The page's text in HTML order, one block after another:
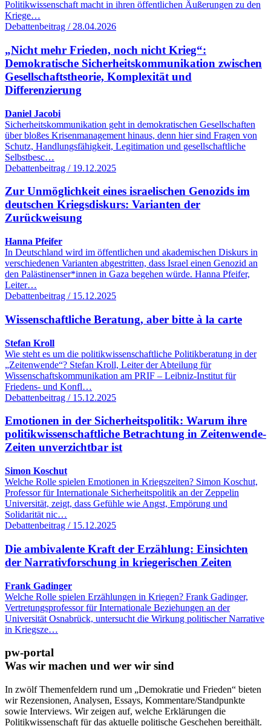
Politikwissenschaft macht in ihren öffentlichen Äußerungen zu den
Kriege…
Debattenbeitrag / 28.04.2026
„Nicht mehr Frieden, noch nicht Krieg“:
Demokratische Sicherheitskommunikation zwischen
Gesellschaftstheorie, Komplexität und
Differenzierung
Daniel Jacobi
Sicherheitskommunikation geht in demokratischen Gesellschaften
über bloßes Krisenmanagement hinaus, denn hier sind Fragen von
Schutz, Handlungsfähigkeit, Legitimation und gesellschaftliche
Selbstbesc…
Debattenbeitrag / 19.12.2025
Zur Unmöglichkeit eines israelischen Genozids im
deutschen Kriegsdiskurs: Varianten der
Zurückweisung
Hanna Pfeifer
In Deutschland wird im öffentlichen und akademischen Diskurs in
verschiedenen Varianten abgestritten, dass Israel einen Genozid an
den Palästinenser*innen in Gaza begehen würde. Hanna Pfeifer,
Leiter…
Debattenbeitrag / 15.12.2025
Wissenschaftliche Beratung, aber bitte à la carte
Stefan Kroll
Wie steht es um die politikwissenschaftliche Politikberatung in der
„Zeitenwende“? Stefan Kroll, Leiter der Abteilung für
Wissenschaftskommunikation am PRIF – Leibniz-Institut für
Friedens- und Konfl…
Debattenbeitrag / 15.12.2025
Emotionen in der Sicherheitspolitik: Warum ihre
politikwissenschaftliche Betrachtung in Zeitenwende-
Zeiten unverzichtbar ist
Simon Koschut
Welche Rolle spielen Emotionen in Kriegszeiten? Simon Koschut,
Professor für Internationale Sicherheitspolitik an der Zeppelin
Universität, zeigt, dass Gefühle wie Angst, Empörung und
Solidarität nic…
Debattenbeitrag / 15.12.2025
Die ambivalente Kraft der Erzählung: Einsichten
der Narrativforschung in kriegerischen Zeiten
Frank Gadinger
Welche Rolle spielen Erzählungen in Kriegen? Frank Gadinger,
Vertretungsprofessor für Internationale Beziehungen an der
Universität Osnabrück, untersucht die Wirkung politischer Narrative
in Kriegsze…
pw-portal
Was wir machen und wer wir sind
In zwölf Themenfeldern rund um „Demokratie und Frieden“ bieten
wir Rezensionen, Analysen, Essays, Kommentare/Standpunkte
sowie Interviews. Wir zeigen auf, welche Erklärungen die
Politikwissenschaft für das aktuelle politische Geschehen bereithält.